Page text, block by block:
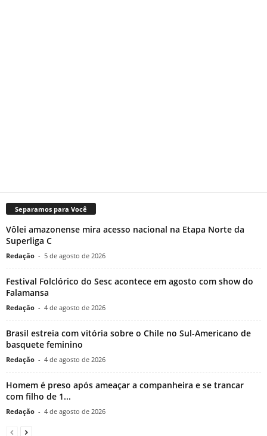
Separamos para Você
Vôlei amazonense mira acesso nacional na Etapa Norte da
Superliga C
Redação - 5 de agosto de 2026
Festival Folclórico do Sesc acontece em agosto com show do
Falamansa
Redação - 4 de agosto de 2026
Brasil estreia com vitória sobre o Chile no Sul-Americano de
basquete feminino
Redação - 4 de agosto de 2026
Homem é preso após ameaçar a companheira e se trancar
com filho de 1...
Redação - 4 de agosto de 2026